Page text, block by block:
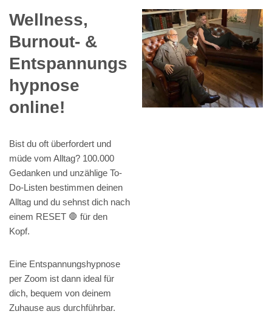
Wellness,
Burnout- &
Entspannungs
hypnose
online!
Bist du oft überfordert und
müde vom Alltag? 100.000
Gedanken und unzählige To-
Do-Listen bestimmen deinen
Alltag und du sehnst dich nach
einem RESET 🛑 für den
Kopf.
Eine Entspannungshypnose
per Zoom ist dann ideal für
dich, bequem von deinem
Zuhause aus durchführbar.